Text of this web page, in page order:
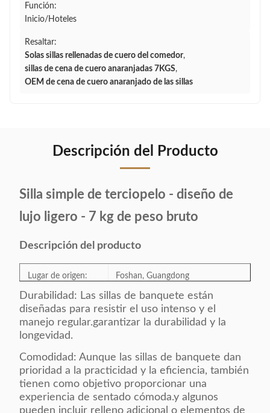
Función:
Inicio/Hoteles
Resaltar:
Solas sillas rellenadas de cuero del comedor,
sillas de cena de cuero anaranjadas 7KGS,
OEM de cena de cuero anaranjado de las sillas
Descripción del Producto
Silla simple de terciopelo - diseño de
lujo ligero - 7 kg de peso bruto
Descripción del producto
Lugar de origen: Foshan, Guangdong
Número del
modelo:
Se trata de un sistema de control
de velocidad.
Categoría: Silla de comedor
El estilo: Es sencillo.
Durabilidad: Las sillas de banquete están
diseñadas para resistir el uso intenso y el
manejo regular.garantizar la durabilidad y la
longevidad.
Comodidad: Aunque las sillas de banquete dan
prioridad a la practicidad y la eficiencia, también
tienen como objetivo proporcionar una
experiencia de sentado cómoda.y algunos
pueden incluir relleno adicional o elementos de